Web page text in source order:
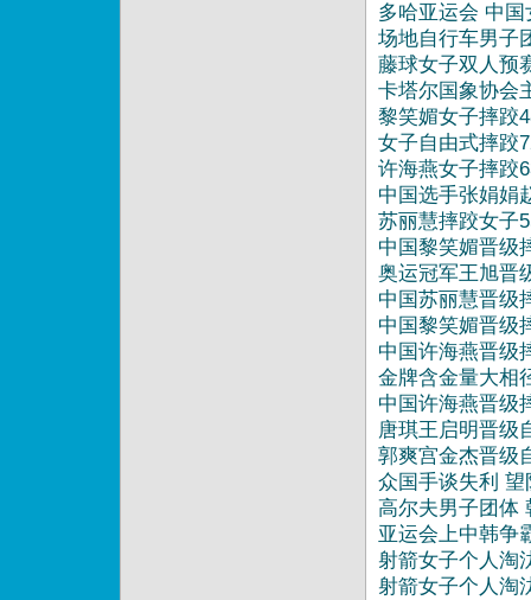
多哈亚运会 中
场地自行车男子
藤球女子双人预
卡塔尔国象协会
黎笑媚女子摔跤
16:10
女子自由式摔跤
许海燕女子摔跤
16:08
中国选手张娟娟
苏丽慧摔跤女子
15:57
中国黎笑媚晋级
奥运冠军王旭晋
中国苏丽慧晋
中国黎笑媚晋级
中国许海燕晋级
金牌含金量大相
中国许海燕晋级
唐琪王启明晋级
郭爽宫金杰晋级
众国手谈失利
高尔夫男子团体
亚运会上中韩争
射箭女子个人淘
射箭女子个人淘